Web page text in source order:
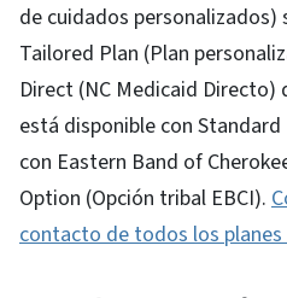
de cuidados
Tailored Plan (Plan
Direct (NC Medicaid Directo)
está disponible con
con Eastern Band of
Option (Opción tribal EBCI).
contacto de todos los